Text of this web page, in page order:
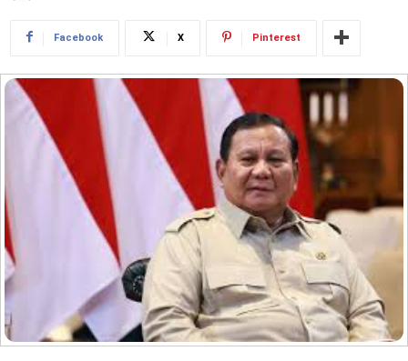
Facebook X Pinterest